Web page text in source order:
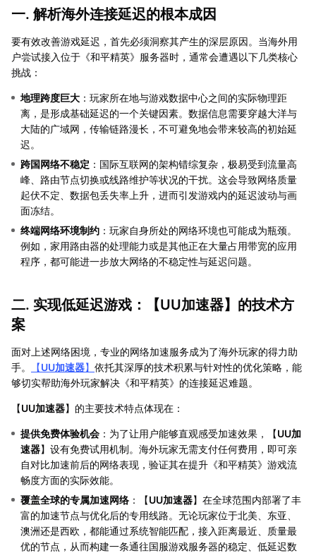
一. 解析海外连接延迟的根本成因
要有效改善游戏延迟，首先必须洞察其产生的深层原因。当海外用
户尝试接入位于《和平精英》服务器时，通常会遭遇以下几类核心
挑战：
地理跨度巨大 ：玩家所在地与游戏数据中心之间的实际物理距
离，是形成基础延迟的一个关键因素。数据信息需要穿越大洋与
大陆的广域网，传输链路漫长，不可避免地会带来较高的初始延
迟。
跨国网络不稳定 ：国际互联网的架构错综复杂，极易受到流量高
峰、路由节点切换或线路维护等状况的干扰。这会导致网络质量
起伏不定、数据包丢失率上升，进而引发游戏内的延迟波动与画
面冻结。
终端网络环境制约 ：玩家自身所处的网络环境也可能成为瓶颈。
例如，家用路由器的处理能力或是其他正在大量占用带宽的应用
程序，都可能进一步放大网络的不稳定性与延迟问题。
二. 实现低延迟游戏：【UU加速器】的技术方
案
面对上述网络困境，专业的网络加速服务成为了海外玩家的得力助
手。
【UU加速器】 依托其深厚的技术积累与针对性的优化策略，能
够切实帮助海外玩家解决《和平精英》的连接延迟难题。
【UU加速器】的主要技术特点体现在：
提供免费体验机会 ：为了让用户能够直观感受加速效果，【UU加
速器】设有免费试用机制。海外玩家无需支付任何费用，即可亲
自对比加速前后的网络表现，验证其在提升《和平精英》游戏流
畅度方面的实际效能。
覆盖全球的专属加速网络 ：【UU加速器】在全球范围内部署了丰
富的加速节点与优化后的专用线路。无论玩家位于北美、东亚、
澳洲还是西欧，都能通过系统智能匹配，接入距离最近、质量最
优的节点，从而构建一条通往国服游戏服务器的稳定、低延迟数